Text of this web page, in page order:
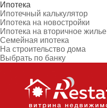
Ипотека
Ипотечный калькулятор
Ипотека на новостройки
Ипотека на вторичное жилье
Семейная ипотека
На строительство дома
Выбрать по банку